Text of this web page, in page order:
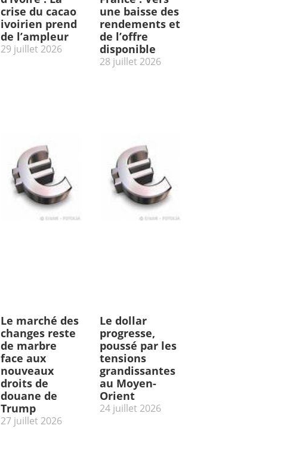
crise du cacao
ivoirien prend
de l’ampleur
29 juillet 2026
une baisse des
rendements et
de l’offre
disponible
28 juillet 2026
Le marché des
changes reste
de marbre
face aux
nouveaux
droits de
douane de
Trump
27 juillet 2026
Le dollar
progresse,
poussé par les
tensions
grandissantes
au Moyen-
Orient
24 juillet 2026